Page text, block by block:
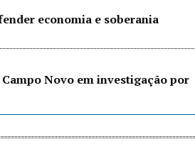
economia e soberania
Novo em investigação por